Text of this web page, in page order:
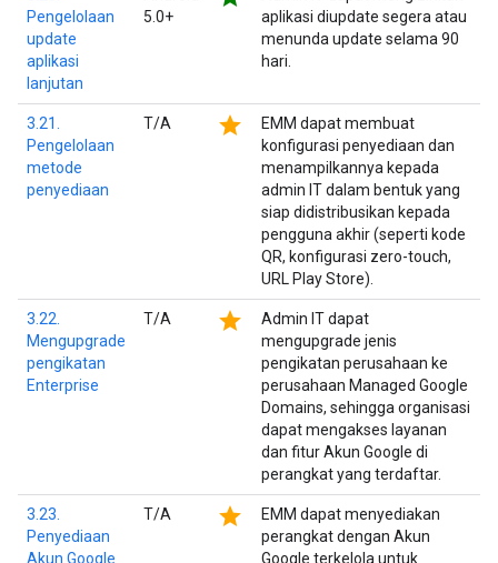
Pengelolaan
update
aplikasi
lanjutan
5.0+
aplikasi diupdate segera atau
menunda update selama 90
hari.
3.21.
Pengelolaan
metode
penyediaan
T/A star
EMM dapat membuat
konfigurasi penyediaan dan
menampilkannya kepada
admin IT dalam bentuk yang
siap didistribusikan kepada
pengguna akhir (seperti kode
QR, konfigurasi zero-touch,
URL Play Store).
3.22.
Mengupgrade
pengikatan
Enterprise
T/A star
Admin IT dapat
mengupgrade jenis
pengikatan perusahaan ke
perusahaan Managed Google
Domains, sehingga organisasi
dapat mengakses layanan
dan fitur Akun Google di
perangkat yang terdaftar.
3.23.
Penyediaan
Akun Google
T/A star
EMM dapat menyediakan
perangkat dengan Akun
Google terkelola untuk